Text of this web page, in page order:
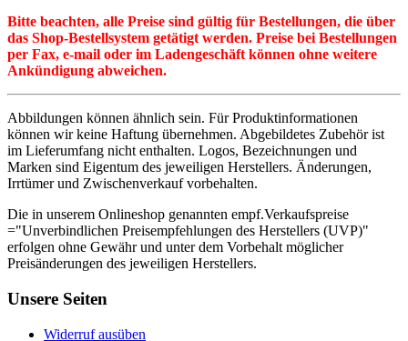
Bitte beachten, alle Preise sind gültig für Bestellungen, die über
das Shop-Bestellsystem getätigt werden. Preise bei Bestellungen
per Fax, e-mail oder im Ladengeschäft können ohne weitere
Ankündigung abweichen.
Abbildungen können ähnlich sein. Für Produktinformationen
können wir keine Haftung übernehmen. Abgebildetes Zubehör ist
im Lieferumfang nicht enthalten. Logos, Bezeichnungen und
Marken sind Eigentum des jeweiligen Herstellers. Änderungen,
Irrtümer und Zwischenverkauf vorbehalten.
Die in unserem Onlineshop genannten empf.Verkaufspreise
="Unverbindlichen Preisempfehlungen des Herstellers (UVP)"
erfolgen ohne Gewähr und unter dem Vorbehalt möglicher
Preisänderungen des jeweiligen Herstellers.
Unsere Seiten
Widerruf ausüben